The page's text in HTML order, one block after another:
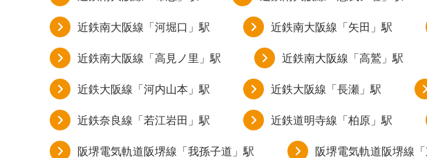
近鉄南大阪線「河堀口」駅 近鉄南大阪線「矢田」駅
近鉄南大阪線「高見ノ里」駅 近鉄南大阪線「高鷲」駅
近鉄大阪線「河内山本」駅 近鉄大阪線「長瀬」駅
近鉄奈良線「若江岩田」駅 近鉄道明寺線「柏原」駅
阪堺電気軌道阪堺線「我孫子道」駅 阪堺電気軌道阪堺線